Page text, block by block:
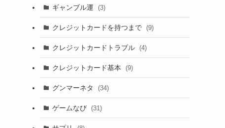
ギャンブル運 (3)
クレジットカードを持つまで (9)
クレジットカードトラブル (4)
クレジットカード基本 (9)
グンマーネタ (34)
ゲームなび (31)